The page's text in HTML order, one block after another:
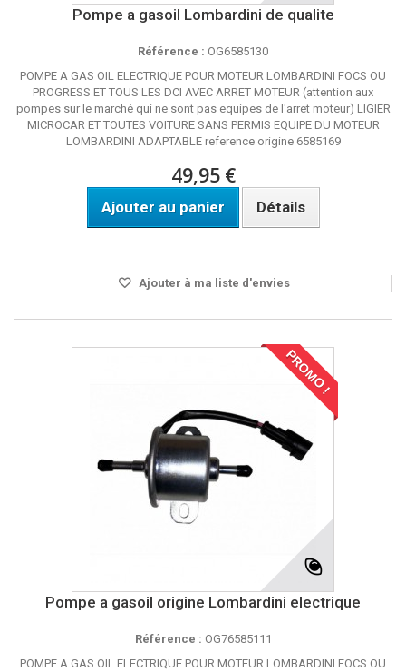
Pompe a gasoil Lombardini de qualite
Référence : OG6585130
POMPE A GAS OIL ELECTRIQUE POUR MOTEUR LOMBARDINI FOCS OU
PROGRESS ET TOUS LES DCI AVEC ARRET MOTEUR (attention aux
pompes sur le marché qui ne sont pas equipes de l'arret moteur) LIGIER
MICROCAR ET TOUTES VOITURE SANS PERMIS EQUIPE DU MOTEUR
LOMBARDINI ADAPTABLE reference origine 6585169
49,95 €
Ajouter au panier Détails
Ajouter à ma liste d'envies
PROMO !
Pompe a gasoil origine Lombardini electrique
Référence : OG76585111
POMPE A GAS OIL ELECTRIQUE POUR MOTEUR LOMBARDINI FOCS OU